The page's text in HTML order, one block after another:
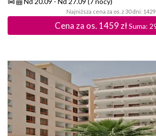
Cena za os. 1459 zł Suma:
Najniższa cena za os. z 30 dni: 1429